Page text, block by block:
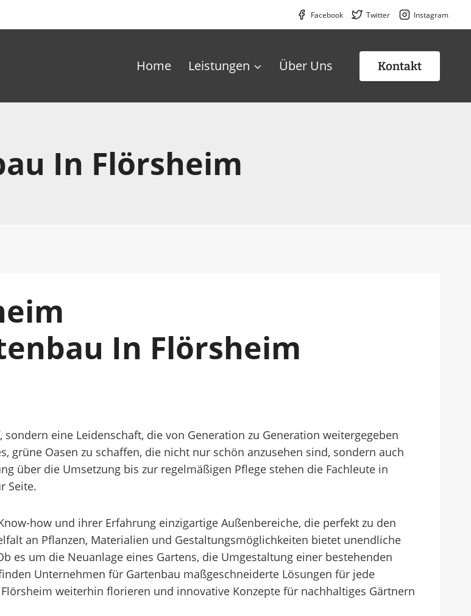
Facebook Twitter Instagram
Home Leistungen Über Uns Kontakt
In Flörsheim
In Flörsheim
eine Leidenschaft, die von Generation zu Generation weitergegeben
grüne Oasen zu schaffen, die nicht nur schön anzusehen sind, sondern auch
über die Umsetzung bis zur regelmäßigen Pflege stehen die Fachleute in
Seite.
how und ihrer Erfahrung einzigartige Außenbereiche, die perfekt zu den
an Pflanzen, Materialien und Gestaltungsmöglichkeiten bietet unendliche
es um die Neuanlage eines Gartens, die Umgestaltung einer bestehenden
Unternehmen für Gartenbau maßgeschneiderte Lösungen für jede
weiterhin florieren und innovative Konzepte für nachhaltiges Gärtnern